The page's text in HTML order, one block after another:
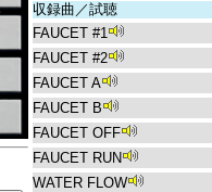
収録曲／試聴
FAUCET #1
FAUCET #2
FAUCET A
FAUCET B
FAUCET OFF
FAUCET RUN
WATER FLOW